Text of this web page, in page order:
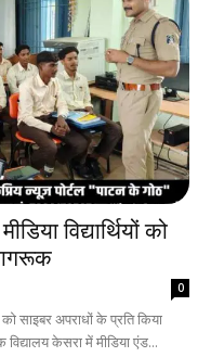
विद्यार्थियों को
0
को साइबर अपराधों के प्रति किया
केसरा में मीडिया एंड...